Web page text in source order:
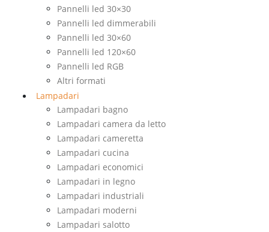
Pannelli led 30×30
Pannelli led dimmerabili
Pannelli led 30×60
Pannelli led 120×60
Pannelli led RGB
Altri formati
Lampadari
Lampadari bagno
Lampadari camera da letto
Lampadari cameretta
Lampadari cucina
Lampadari economici
Lampadari in legno
Lampadari industriali
Lampadari moderni
Lampadari salotto